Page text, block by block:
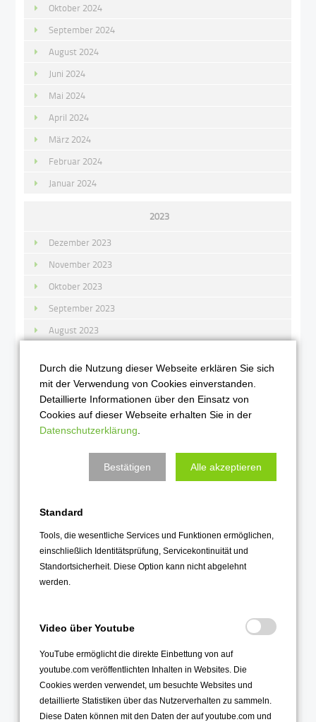
Oktober 2024
September 2024
August 2024
Juni 2024
Mai 2024
April 2024
März 2024
Februar 2024
Januar 2024
2023
Dezember 2023
November 2023
Oktober 2023
September 2023
August 2023
Juni 2023
Mai 2023
April 2023
Januar 2023
Dezember 2022
November 2022
Oktober 2022
August 2022
Juli 2022
Juni 2022
Mai 2022
April 2022
Durch die Nutzung dieser Webseite erklären Sie sich
mit der Verwendung von Cookies einverstanden.
Detaillierte Informationen über den Einsatz von
Cookies auf dieser Webseite erhalten Sie in der
Datenschutzerklärung
Bestätigen Alle akzeptieren
Standard
Tools, die wesentliche Services und Funktionen ermöglichen,
einschließlich Identitätsprüfung, Servicekontinuität und
Standortsicherheit. Diese Option kann nicht abgelehnt
werden.
Video über Youtube
YouTube ermöglicht die direkte Einbettung von auf
youtube.com veröffentlichten Inhalten in Websites. Die
Cookies werden verwendet, um besuchte Websites und
detaillierte Statistiken über das Nutzerverhalten zu sammeln.
Diese Daten können mit den Daten der auf youtube.com und